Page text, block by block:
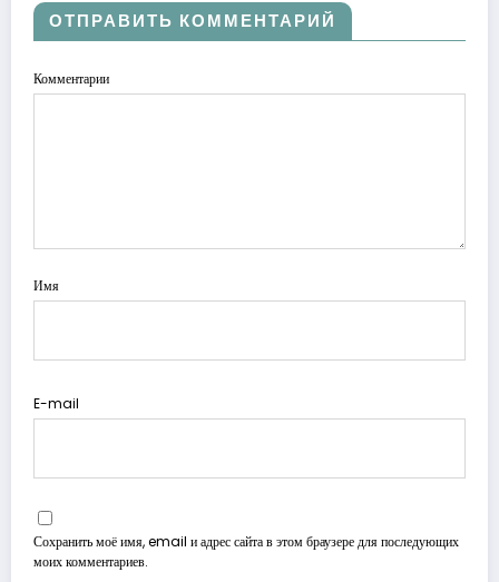
ОТПРАВИТЬ КОММЕНТАРИЙ
Комментарии
Имя
E-mail
Сохранить моё имя, email и адрес сайта в этом браузере для последующих
моих комментариев.